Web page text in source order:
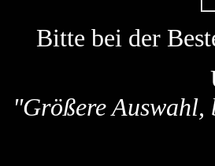
Bitte bei der
"Größere Auswahl,